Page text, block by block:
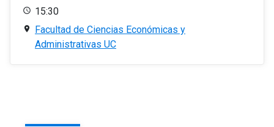
15:30
Facultad de Ciencias Económicas y
Administrativas UC